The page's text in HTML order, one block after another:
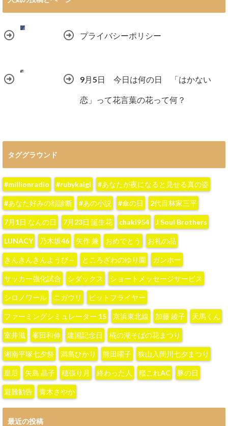
プライバシーポリシー
9月5日 今日は何の日 「はかない
恋」って花言葉の花って何？
タググラウンド
#millionradio #rubykaigi #あなたが夜になると見せる真の姿
#あなた好みの顔診断 #あの小説 #傘の日 2代目林家三平
7月1日 なんの日 7月23日 誕生花 chaki954 J Soul Brothers
LUNACY ‪乃木坂46‬ ‪矢作 兼‬ おめでとう お礼の品
きんきんきんようび～ ところざわのゆり園 ガンホー
サッカー強化試合 シダックス ショートメッセージサービス
シロノワール ニガウリ ビットフライヤー
ファーミングシミュレーター 15 京浜東北線 加藤 綾子‬ 天馬くん
室井滋 峯田和伸 建国記念日 椛の湖そばの花まつり
湘南平塚七夕祭 満島ひかり 熊田曜子 狭山入間川七夕まつり
皇后 矢島 晶子 穂張り月 終わった人 艦これAC 豚の日
避難勧告 青木さやか
最近の投稿